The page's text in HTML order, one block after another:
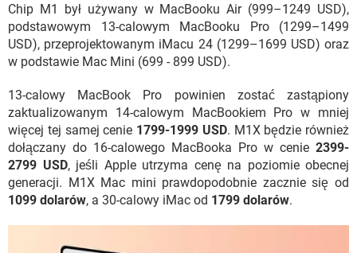
Chip M1 był używany w MacBooku Air (999–1249 USD),
podstawowym 13-calowym MacBooku Pro (1299–1499
USD), przeprojektowanym iMacu 24 (1299–1699 USD) oraz
w podstawie Mac Mini (699 - 899 USD).
13-calowy MacBook Pro powinien zostać zastąpiony
zaktualizowanym 14-calowym MacBookiem Pro w mniej
więcej tej samej cenie 1799-1999 USD. M1X będzie również
dołączany do 16-calowego MacBooka Pro w cenie 2399-
2799 USD, jeśli Apple utrzyma cenę na poziomie obecnej
generacji. M1X Mac mini prawdopodobnie zacznie się od
1099 dolarów, a 30-calowy iMac od 1799 dolarów.